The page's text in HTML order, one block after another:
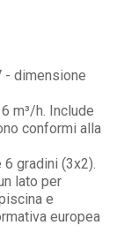
- dimensione
m³/h. Include
conformi alla
gradini (3x2).
lato per
e
europea